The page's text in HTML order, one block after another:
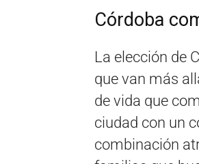
Córdoba
La elección de
que van más
de vida que
ciudad con un
combinación